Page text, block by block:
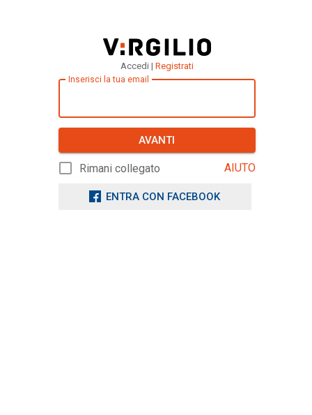
Accedi | Registrati
Inserisci la tua email
AVANTI
Rimani collegato AIUTO
ENTRA CON FACEBOOK